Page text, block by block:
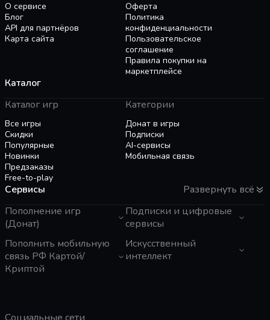
О сервисе
Блог
API для партнёров
Карта сайта
Оферта
Политика
конфиденциальности
Пользовательское
соглашение
Правила покупки на
маркетплейсе
Каталог
Каталог игр
Все игры
Скидки
Популярные
Новинки
Предзаказы
Free-to-play
Категории
Донат в игры
Подписки
AI-сервисы
Мобильная связь
Сервисы
Развернуть всё
Пополнение игр
(Донат)
GTA 6
Пополнение Steam
Roblox
Genshin Impact
Подписки и цифровые
сервисы
Telegram Звезды
Apple ID
Пополнить мобильную
связь РФ Картой/
Криптой
Искусственный
интеллект